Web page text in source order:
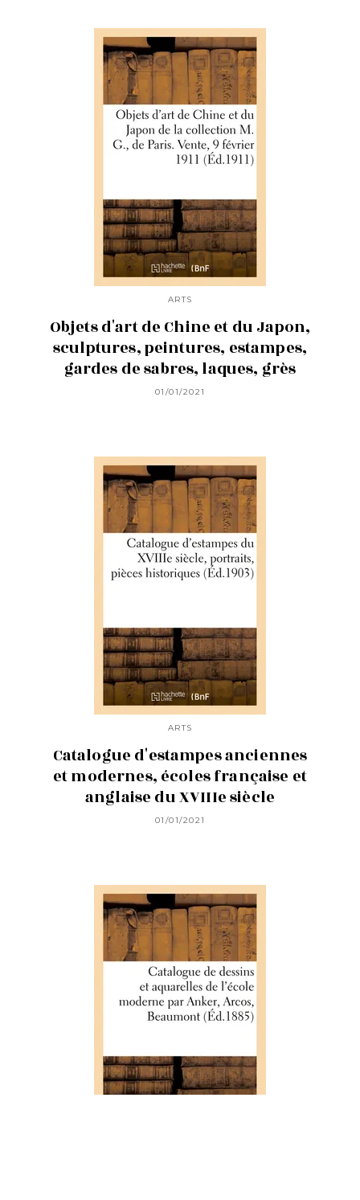
ARTS
Objets d'art de Chine et du Japon,
sculptures, peintures, estampes,
gardes de sabres, laques, grès
01/01/2021
ARTS
Catalogue d'estampes anciennes
et modernes, écoles française et
anglaise du XVIIIe siècle
01/01/2021